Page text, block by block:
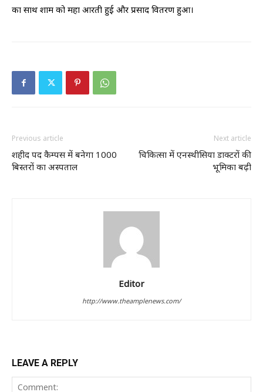
का साथ शाम को महा आरती हुई और प्रसाद वितरण हुआ।
Previous article
शहीद पद कैम्पस में बनेगा 1000
बिस्तरों का अस्पताल
Next article
चिकित्सा में एनस्थीसिया डाक्टरों की
भूमिका बढ़ी
Editor
http://www.theamplenews.com/
LEAVE A REPLY